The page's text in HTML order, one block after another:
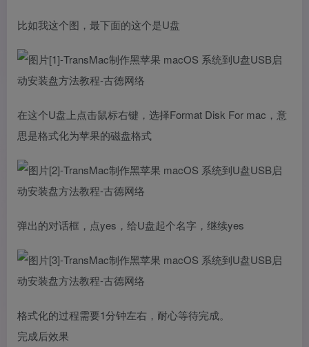
比如我这个图，最下面的这个是U盘
在这个U盘上点击鼠标右键，选择Format Disk For mac，意
思是格式化为苹果的磁盘格式
弹出的对话框，点yes，给U盘起个名字，继续yes
格式化的过程需要1分钟左右，耐心等待完成。
完成后效果